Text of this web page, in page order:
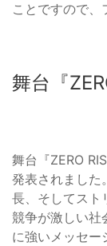
ことですので、
舞台『
舞台『ZERO
発表されました
長、そしてスト
競争が激しい社
に強いメッセー